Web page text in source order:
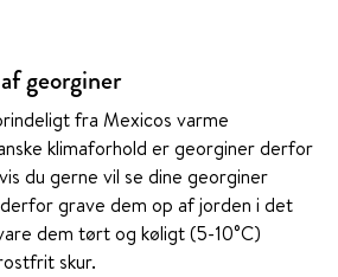
georginer
fra Mexicos varme
klimaforhold er georginer derfor
du gerne vil se dine georginer
grave dem op af jorden i det
dem tørt og køligt (5-10°C)
skur.